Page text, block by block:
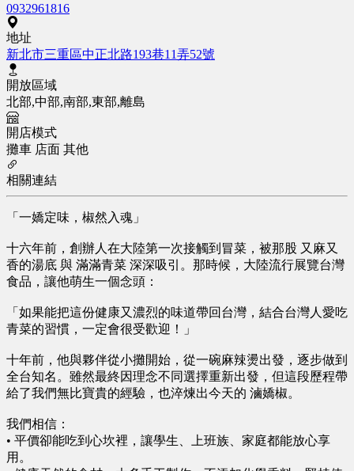
0932961816
地址
新北市三重區中正北路193巷11弄52號
開放區域
北部,中部,南部,東部,離島
開店模式
攤車 店面 其他
相關連結
「一嬌定味，椒然入魂」
十六年前，創辦人在大陸第一次接觸到冒菜，被那股 又麻又
香的湯底 與 滿滿青菜 深深吸引。那時候，大陸流行展覽台灣
食品，讓他萌生一個念頭：
「如果能把這份健康又濃烈的味道帶回台灣，結合台灣人愛吃
青菜的習慣，一定會很受歡迎！」
十年前，他與夥伴從小攤開始，從一碗麻辣燙出發，逐步做到
全台知名。雖然最終因理念不同選擇重新出發，但這段歷程帶
給了我們無比寶貴的經驗，也淬煉出今天的 滷嬌椒。
我們相信：
• 平價卻能吃到心坎裡，讓學生、上班族、家庭都能放心享
用。